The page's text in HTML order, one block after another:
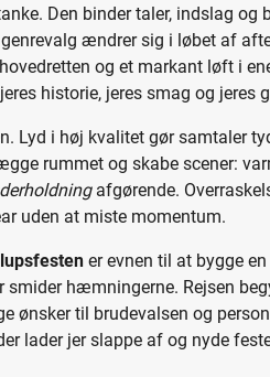
Den binder taler, indslag
ændrer sig i løbet af
og et markant løft i
historie, jeres smag og jeres
Lyd i høj kvalitet gør samtaler
rummet og skabe scener:
afgørende.
uden at miste momentum.
er evnen til at bygge
smider hæmningerne. Rejsen
ønsker til brudevalsen og
lader jer slappe af og nyde